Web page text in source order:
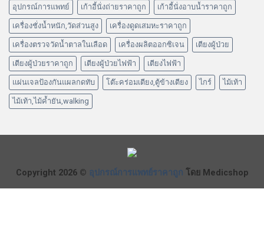
อุปกรณ์การแพทย์ เก้าอี้นั่งถ่ายราคาถูก เก้าอี้นั่งอาบน้ำราคาถูก
เครื่องชั่งน้ำหนัก,วัดส่วนสูง เครื่องดูดเสมหะราคาถูก
เครื่องตรวจวัดน้ำตาลในเลือด เครื่องผลิตออกซิเจน เตียงผู้ป่วย
เตียงผู้ป่วยราคาถูก เตียงผู้ป่วยไฟฟ้า เตียงไฟฟ้า
แผ่นเจลป้องกันแผลกดทับ โต๊ะคร่อมเตียง,ตู้ข้างเตียง ไกร์ ไม้เท้า
ไม้เท้า,ไม้ค้ำยัน,walking
Copyright 2026 © อุปกรณ์การแพทย์ราคาถูก โดย Medicshop